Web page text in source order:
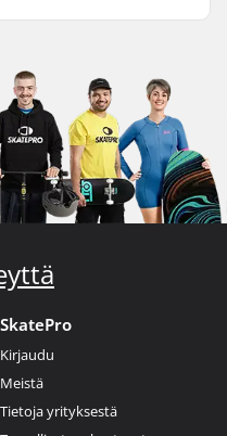
SkatePro
Kirjaudu
Meistä
Tietoja yrityksestä